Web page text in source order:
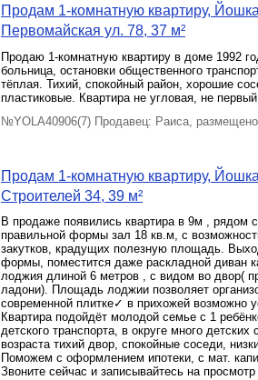
Продам 1-комнатную квартиру,
Первомайская ул. 78, 37 м²
Продаю 1-комнатную квартиру в доме 1992
больница, остановки общественного
тёплая. Тихий, спокойный район, хорошие
пластиковые. Квартира не угловая, не
№YOLA40906(7) Продавец: Раиса,
Продам 1-комнатную квартиру,
Строителей 34, 39 м²
В продаже появились квартира в 9м , рядом
правильной формы зал 18 кв.м, с
закутков, крадущих полезную площадь.
формы, поместится даже раскладной диван
лоджия длиной 6 метров , с видом во двор(
ладони). Площадь лоджии позволяет
современной плитке✓ в прихожей возможно
Квартира подойдёт молодой семье с 1
детского транспорта, в округе много
возраста тихий двор, спокойные соседи,
Поможем с оформлением ипотеки, с мат.
Звоните сейчас и записывайтесь на просмотр